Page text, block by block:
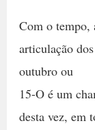
Com o tempo,
articulação
outubro ou
15-O é um
desta vez, em